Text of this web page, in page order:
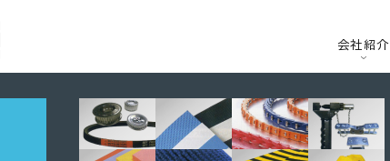
会社紹介